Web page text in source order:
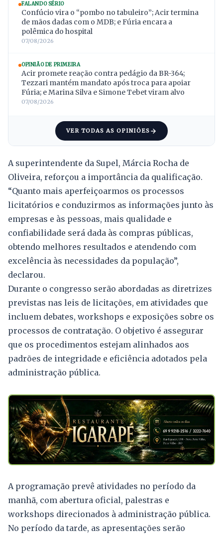
FALANDO SÉRIO
Confúcio vira o “pombo no tabuleiro”; Acir termina
de mãos dadas com o MDB; e Fúria encara a
polêmica do hospital
07/08/2026
OPINIÃO DE PRIMEIRA
Acir promete reação contra pedágio da BR-364;
Tezzari mantém mandato após troca para apoiar
Fúria; e Marina Silva e Simone Tebet viram alvo
07/08/2026
VER TODAS AS OPINIÕES
A superintendente da Supel, Márcia Rocha de
Oliveira, reforçou a importância da qualificação.
“Quanto mais aperfeiçoarmos os processos
licitatórios e conduzirmos as informações junto às
empresas e às pessoas, mais qualidade e
confiabilidade será dada às compras públicas,
obtendo melhores resultados e atendendo com
excelência às necessidades da população”,
declarou.
Durante o congresso serão abordadas as diretrizes
previstas nas leis de licitações, em atividades que
incluem debates, workshops e exposições sobre os
processos de contratação. O objetivo é assegurar
que os procedimentos estejam alinhados aos
padrões de integridade e eficiência adotados pela
administração pública.
A programação prevê atividades no período da
manhã, com abertura oficial, palestras e
workshops direcionados à administração pública.
No período da tarde, as apresentações serão